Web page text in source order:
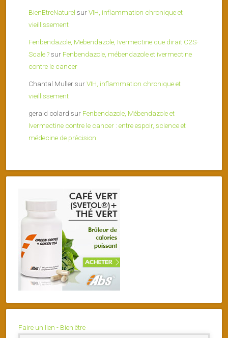
BienEtreNaturel surVIH, inflammation chronique et
vieillissement
Fenbendazole, Mebendazole, Ivermectine que dirait C2S-
Scale ?sur Fenbendazole, mébendazole et ivermectine
contre le cancer
Chantal MullersurVIH, inflammation chronique et
vieillissement
gerald colard sur Fenbendazole, Mébendazole et
Ivermectine contre le cancer : entre espoir, science et
médecine de précision
Faire un lien - Bien être